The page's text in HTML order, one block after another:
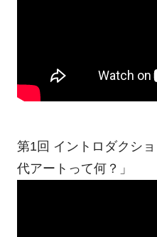
第1回 イントロダクシ
代アートって何？」